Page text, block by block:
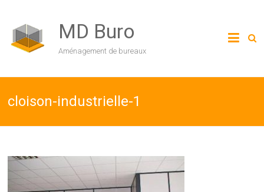
MD Buro
Aménagement de bureaux
cloison-industrielle-1